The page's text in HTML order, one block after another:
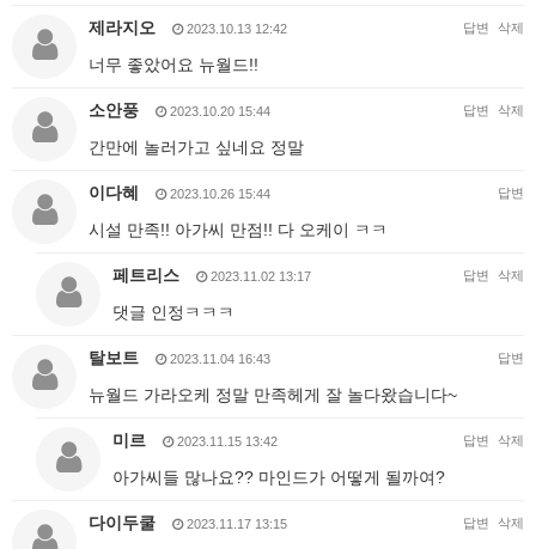
제라지오 2023.10.13 12:42 답변 삭제
너무 좋았어요 뉴월드!!
소안풍 2023.10.20 15:44 답변 삭제
간만에 놀러가고 싶네요 정말
이다혜 2023.10.26 15:44 답변
시설 만족!! 아가씨 만점!! 다 오케이 ㅋㅋ
페트리스 2023.11.02 13:17 답변 삭제
댓글 인정ㅋㅋㅋ
탈보트 2023.11.04 16:43 답변
뉴월드 가라오케 정말 만족헤게 잘 놀다왔습니다~
미르 2023.11.15 13:42 답변 삭제
아가씨들 많나요?? 마인드가 어떻게 될까여?
다이두쿨 2023.11.17 13:15 답변 삭제